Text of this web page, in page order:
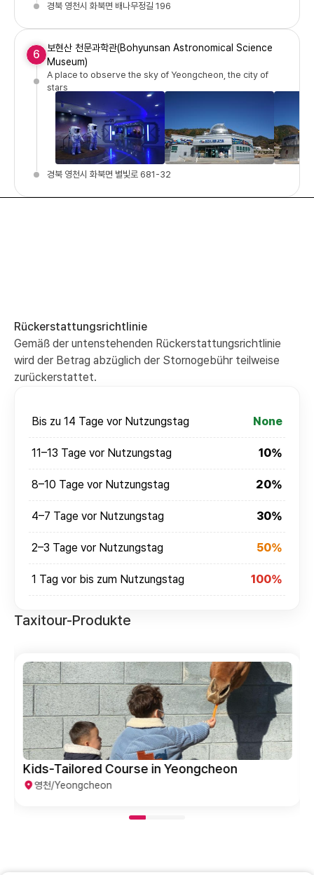
경북 영천시 화북면 배나무정길 196
6
보현산 천문과학관(Bohyunsan Astronomical Science
Museum)
A place to observe the sky of Yeongcheon, the city of
stars
경북 영천시 화북면 별빛로 681-32
Rückerstattungsrichtlinie
Gemäß der untenstehenden Rückerstattungsrichtlinie
wird der Betrag abzüglich der Stornogebühr teilweise
zurückerstattet.
Bis zu 14 Tage vor Nutzungstag None
11–13 Tage vor Nutzungstag 10%
8–10 Tage vor Nutzungstag 20%
4–7 Tage vor Nutzungstag 30%
2–3 Tage vor Nutzungstag 50%
1 Tag vor bis zum Nutzungstag 100%
Taxitour-Produkte
Kids-Tailored Course in Yeongcheon
영천/Yeongcheon